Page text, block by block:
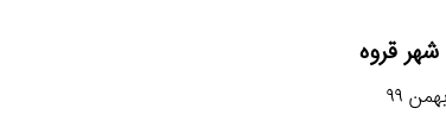
قروه